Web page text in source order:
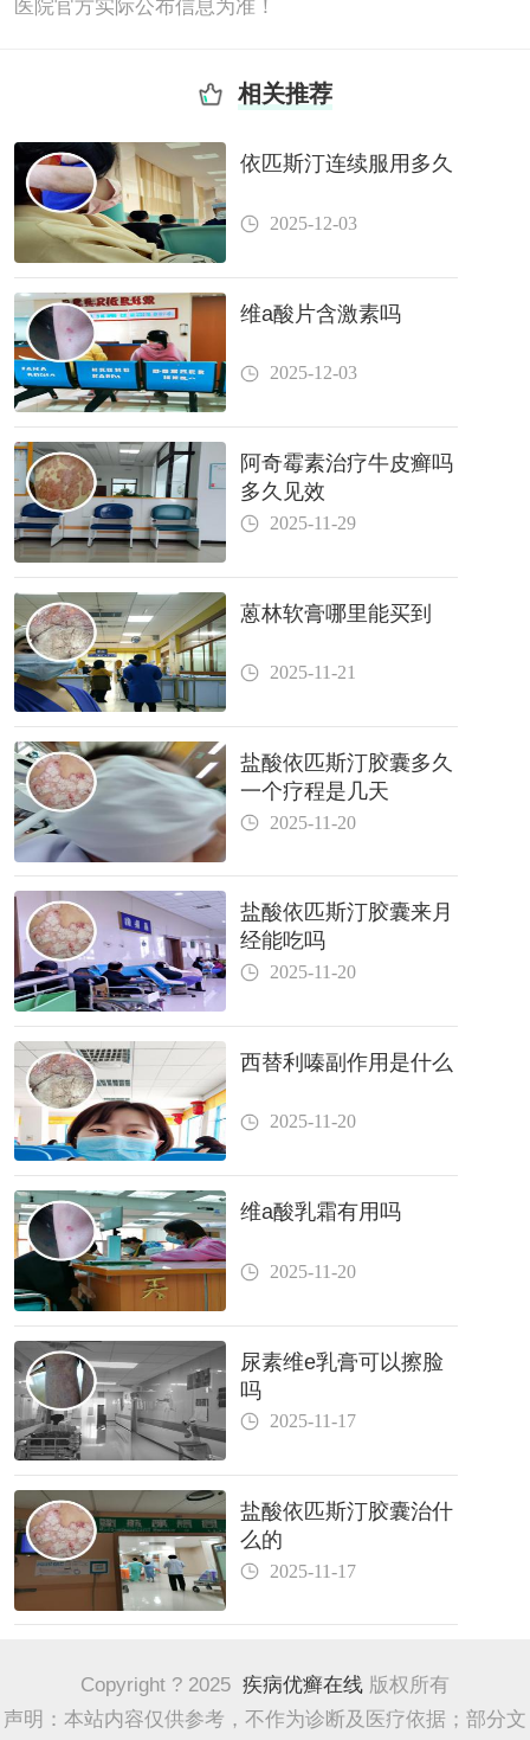
医院官方实际公布信息为准！
相关推荐
依匹斯汀连续服用多久
2025-12-03
维a酸片含激素吗
2025-12-03
阿奇霉素治疗牛皮癣吗
多久见效
2025-11-29
蒽林软膏哪里能买到
2025-11-21
盐酸依匹斯汀胶囊多久
一个疗程是几天
2025-11-20
盐酸依匹斯汀胶囊来月
经能吃吗
2025-11-20
西替利嗪副作用是什么
2025-11-20
维a酸乳霜有用吗
2025-11-20
尿素维e乳膏可以擦脸
吗
2025-11-17
盐酸依匹斯汀胶囊治什
么的
2025-11-17
Copyright ? 2025 疾病优癣在线 版权所有
声明：本站内容仅供参考，不作为诊断及医疗依据；部分文